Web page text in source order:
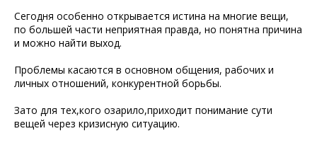
Сегодня особенно открывается истина на многие вещи,
по большей части неприятная правда, но понятна причина
и можно найти выход.
Проблемы касаются в основном общения, рабочих и
личных отношений, конкурентной борьбы.
Зато для тех,кого озарило,приходит понимание сути
вещей через кризисную ситуацию.